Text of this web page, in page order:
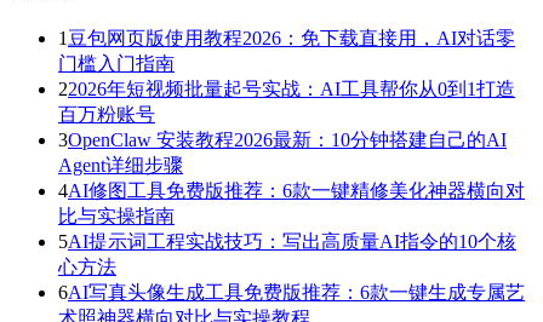
1 豆包网页版使用教程2026：免下载直接用，AI对话零
门槛入门指南
22026年短视频批量起号实战：AI工具帮你从0到1打造
百万粉账号
3OpenClaw 安装教程2026最新：10分钟搭建自己的AI
Agent详细步骤
4AI修图工具免费版推荐：6款一键精修美化神器横向对
比与实操指南
5AI提示词工程实战技巧：写出高质量AI指令的10个核
心方法
6AI写真头像生成工具免费版推荐：6款一键生成专属艺